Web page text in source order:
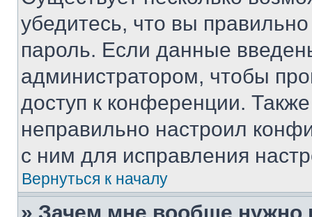
убедитесь, что вы
пароль. Если данные
администратором, чтобы
доступ к конференции.
неправильно настроил
с ним для исправления
Вернуться к началу